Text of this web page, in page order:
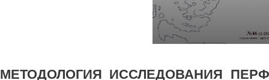
МЕТОДОЛОГИЯ ИССЛЕДОВАНИЯ